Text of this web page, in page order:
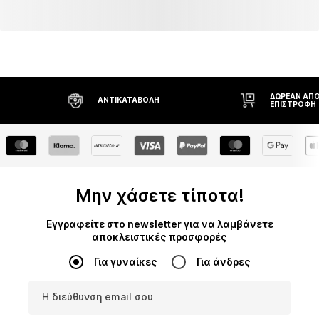
ΑΝΤΙΚΑΤΑΒΟΛΉ
ΔΩΡΕΆΝ
ΕΠΙΣΤΡΟΦΉ
Μην χάσετε τίποτα!
Εγγραφείτε στο newsletter για να λαμβάνετε
αποκλειστικές προσφορές
Για γυναίκες Για άνδρες
Η διεύθυνση email σου